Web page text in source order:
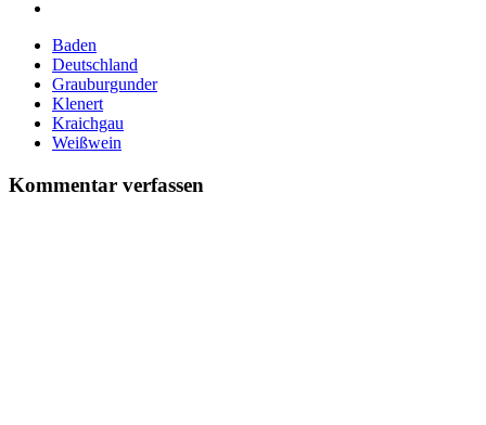
Baden
Deutschland
Grauburgunder
Klenert
Kraichgau
Weißwein
Kommentar verfassen